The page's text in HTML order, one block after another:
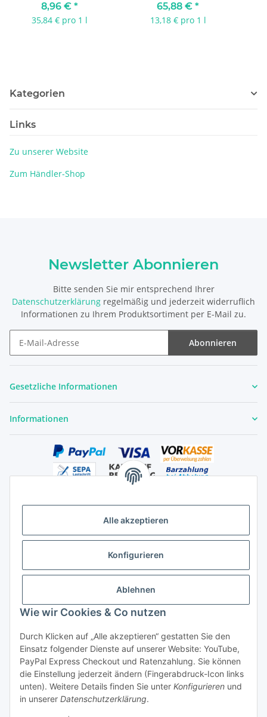
Alle akzeptieren
Konfigurieren
Ablehnen
Wie wir Cookies & Co nutzen
Durch Klicken auf „Alle akzeptieren“ gestatten Sie den
Einsatz folgender Dienste auf unserer Website: YouTube,
PayPal Express Checkout und Ratenzahlung. Sie können
die Einstellung jederzeit ändern (Fingerabdruck-Icon links
unten). Weitere Details finden Sie unter Konfigurieren und
in unserer Datenschutzerklärung.
8,96 € *
35,84 € pro 1 l
65,88 € *
13,18 € pro 1 l
Kategorien
Links
Zu unserer Website
Zum Händler-Shop
Newsletter Abonnieren
Bitte senden Sie mir entsprechend Ihrer
Datenschutzerklärung regelmäßig und jederzeit widerruflich
Informationen zu Ihrem Produktsortiment per E-Mail zu.
Abonnieren
Gesetzliche Informationen
Informationen
Vertrag widerrufen